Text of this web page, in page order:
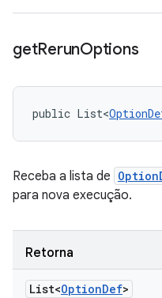
getRerunOptions
public List<
Receba a lista de
para nova execução.
Retorna
List<OptionDef>